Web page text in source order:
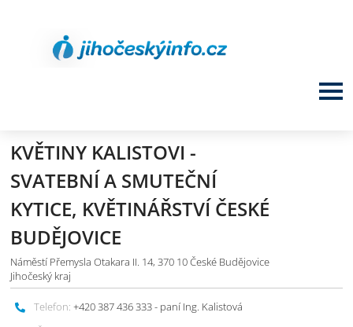
KVĚTINY KALISTOVI -
SVATEBNÍ A SMUTEČNÍ
KYTICE, KVĚTINÁŘSTVÍ ČESKÉ
BUDĚJOVICE
Náměstí Přemysla Otakara II. 14, 370 10 České Budějovice
Jihočeský kraj
Telefon: +420 387 436 333 - paní Ing. Kalistová